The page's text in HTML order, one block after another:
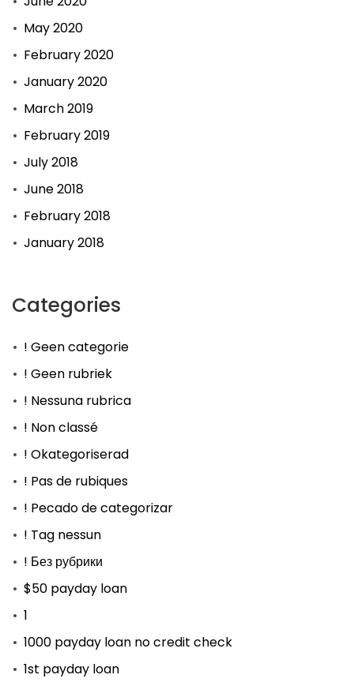
May 2020
February 2020
January 2020
March 2019
February 2019
July 2018
June 2018
February 2018
January 2018
Categories
! Geen categorie
! Geen rubriek
! Nessuna rubrica
! Non classé
! Okategoriserad
! Pas de rubiques
! Pecado de categorizar
! Tag nessun
! Без рубрики
$50 payday loan
1
1000 payday loan no credit check
1st payday loan